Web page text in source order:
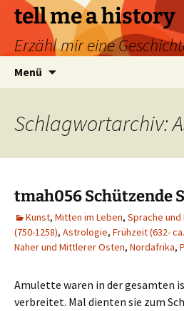
Zum
Inhalt
springen
tell me a history
Erzähl mir eine
Menü
Schlagwortarchiv:
tmah056 Schützende
Kunst, Mitten im Leben, Sprache
(750-1258), Astrologie, Frühzeit (632-
Naher und Mittlerer Osten, Nordafrika,
Amulette waren in der gesamten
verbreitet. Mal dienten sie zum